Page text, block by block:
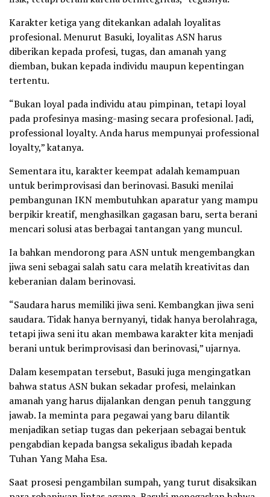
Karakter ketiga yang ditekankan adalah loyalitas
profesional. Menurut Basuki, loyalitas ASN harus
diberikan kepada profesi, tugas, dan amanah yang
diemban, bukan kepada individu maupun kepentingan
tertentu.
“Bukan loyal pada individu atau pimpinan, tetapi loyal
pada profesinya masing-masing secara profesional. Jadi,
professional loyalty. Anda harus mempunyai professional
loyalty,” katanya.
Sementara itu, karakter keempat adalah kemampuan
untuk berimprovisasi dan berinovasi. Basuki menilai
pembangunan IKN membutuhkan aparatur yang mampu
berpikir kreatif, menghasilkan gagasan baru, serta berani
mencari solusi atas berbagai tantangan yang muncul.
Ia bahkan mendorong para ASN untuk mengembangkan
jiwa seni sebagai salah satu cara melatih kreativitas dan
keberanian dalam berinovasi.
“Saudara harus memiliki jiwa seni. Kembangkan jiwa seni
saudara. Tidak hanya bernyanyi, tidak hanya berolahraga,
tetapi jiwa seni itu akan membawa karakter kita menjadi
berani untuk berimprovisasi dan berinovasi,” ujarnya.
Dalam kesempatan tersebut, Basuki juga mengingatkan
bahwa status ASN bukan sekadar profesi, melainkan
amanah yang harus dijalankan dengan penuh tanggung
jawab. Ia meminta para pegawai yang baru dilantik
menjadikan setiap tugas dan pekerjaan sebagai bentuk
pengabdian kepada bangsa sekaligus ibadah kepada
Tuhan Yang Maha Esa.
Saat prosesi pengambilan sumpah, yang turut disaksikan